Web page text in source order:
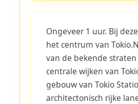
Ongeveer 1 uur. Bij
het centrum van
van de bekende
centrale wijken van
gebouw van Tokio
architectonisch rijke